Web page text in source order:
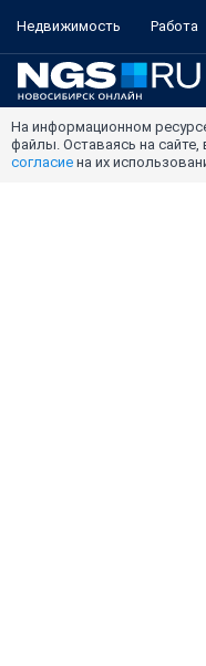
Недвижимость Работа
На информационном
файлы. Оставаясь на
согласие на их